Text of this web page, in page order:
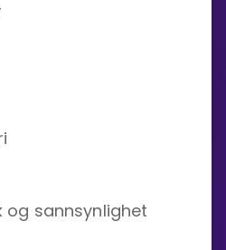
og sannsynlighet